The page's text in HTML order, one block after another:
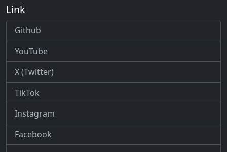
Link
Github
YouTube
X (Twitter)
TikTok
Instagram
Facebook